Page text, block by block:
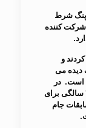
پنگ شرط
کننده
و
دیده می
است. در
خبرها همچنین آمده است که او حتی در سن ۷ سالگی برای
جام